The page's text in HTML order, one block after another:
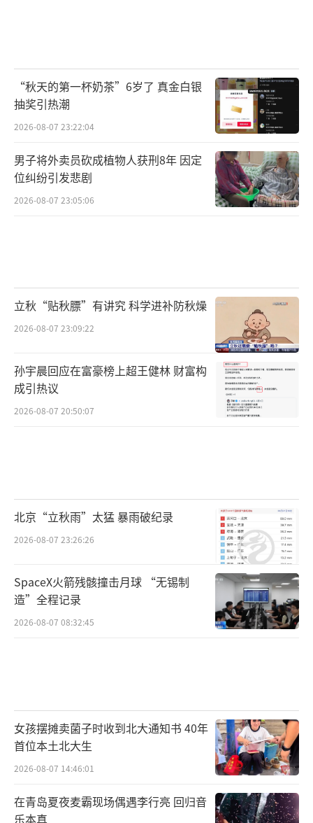
“秋天的第一杯奶茶”6岁了 真金白银
抽奖引热潮
2026-08-07 23:22:04
男子将外卖员砍成植物人获刑8年 因定
位纠纷引发悲剧
2026-08-07 23:05:06
立秋“贴秋膘”有讲究 科学进补防秋燥
2026-08-07 23:09:22
孙宇晨回应在富豪榜上超王健林 财富构
成引热议
2026-08-07 20:50:07
北京“立秋雨”太猛 暴雨破纪录
2026-08-07 23:26:26
SpaceX火箭残骸撞击月球 “无锡制
造”全程记录
2026-08-07 08:32:45
女孩摆摊卖菌子时收到北大通知书 40年
首位本土北大生
2026-08-07 14:46:01
在青岛夏夜麦霸现场偶遇李行亮 回归音
乐本真